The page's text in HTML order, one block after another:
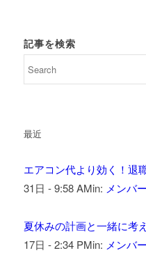
記事を検索
最近
エアコン代より効く！退
31日 - 9:58 AMin: メンバ
夏休みの計画と一緒に考
17日 - 2:34 PMin: メンバ